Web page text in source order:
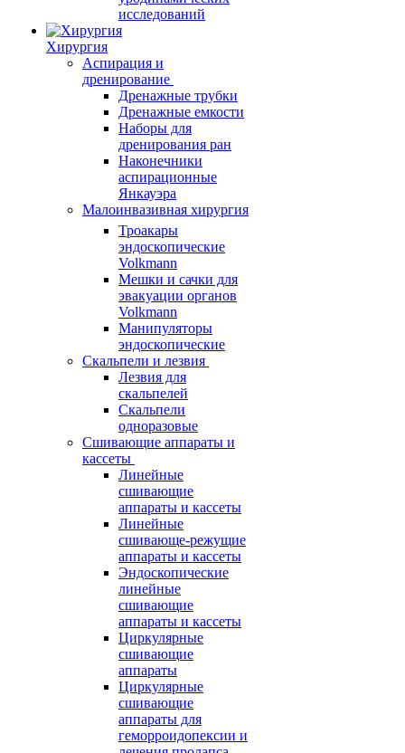
исследований
Хирургия
Аспирация и
дренирование
Дренажные трубки
Дренажные емкости
Наборы для
дренирования ран
Наконечники
аспирационные
Янкауэра
Малоинвазивная хирургия
Троакары
эндоскопические
Volkmann
Мешки и сачки для
эвакуации органов
Volkmann
Манипуляторы
эндоскопические
Скальпели и лезвия
Лезвия для
скальпелей
Скальпели
одноразовые
Сшивающие аппараты и
кассеты
Линейные
сшивающие
аппараты и кассеты
Линейные
сшивающе-режущие
аппараты и кассеты
Эндоскопические
линейные
сшивающие
аппараты и кассеты
Циркулярные
сшивающие
аппараты
Циркулярные
сшивающие
аппараты для
геморроидопексии и